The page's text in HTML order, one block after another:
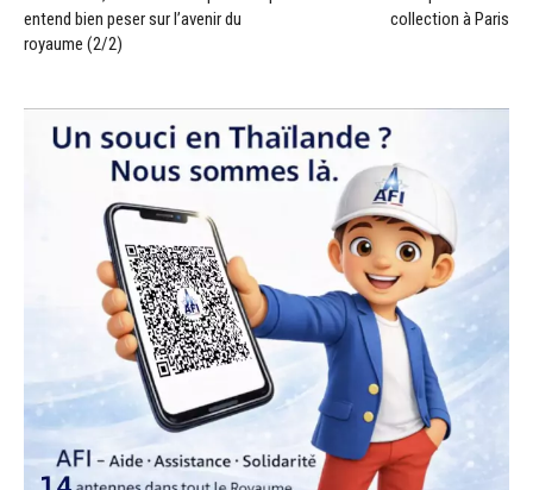
entend bien peser sur l’avenir du
royaume (2/2)
collection à Paris